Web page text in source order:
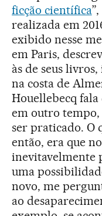
ficção científica
realizada em
exibido nesse
em Paris,
às de seus
na costa de
Houellebecq fala
em outro tempo,
ser praticado. O
então, era que
inevitavelmente
uma
novo, me
ao